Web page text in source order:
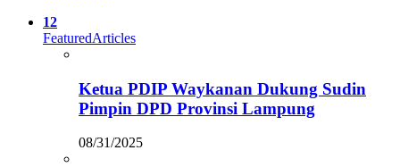
12
FeaturedArticles
Ketua PDIP Waykanan Dukung Sudin
Pimpin DPD Provinsi Lampung
08/31/2025